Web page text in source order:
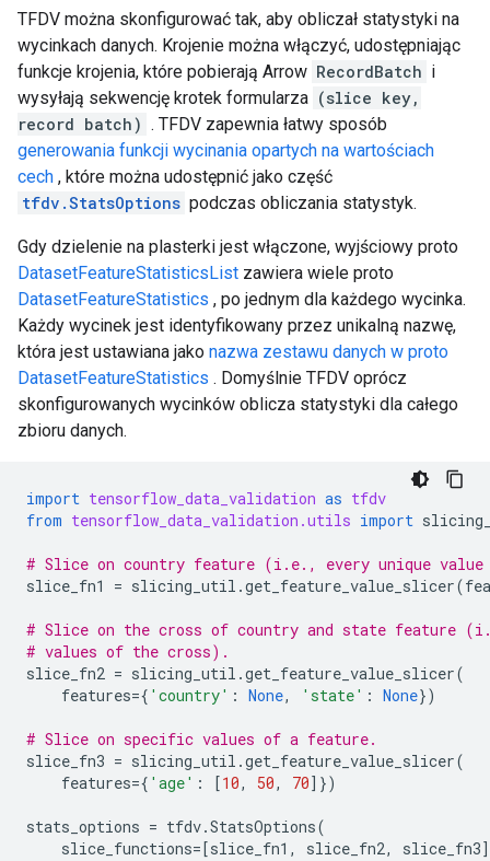
TFDV można skonfigurować tak, aby obliczał statystyki na
wycinkach danych. Krojenie można włączyć, udostępniając
funkcje krojenia, które pobierają Arrow RecordBatch i
wysyłają sekwencję krotek formularza (slice key,
record batch) . TFDV zapewnia łatwy sposób
generowania funkcji wycinania opartych na wartościach
cech , które można udostępnić jako część
tfdv.StatsOptions podczas obliczania statystyk.
Gdy dzielenie na plasterki jest włączone, wyjściowy proto
DatasetFeatureStatisticsList zawiera wiele proto
DatasetFeatureStatistics , po jednym dla każdego wycinka.
Każdy wycinek jest identyfikowany przez unikalną nazwę,
która jest ustawiana jako nazwa zestawu danych w proto
DatasetFeatureStatistics . Domyślnie TFDV oprócz
skonfigurowanych wycinków oblicza statystyki dla całego
zbioru danych.
import tensorflow_data_validation as tfdv
from tensorflow_data_validation.utils import
# Slice on country feature (i.e., every unique
slice_fn1
= slicing_util .get_feature_value_slicer(
# Slice on the cross of country and state feature
# values of the cross).
slice_fn2 = slicing_util .get_feature_value_slicer(
features={ 'country' : None, 'state' : None})
# Slice on specific values of a feature.
slice_fn3 = slicing_util .get_feature_value_slicer(
features={ 'age' : [10, 50, 70]})
stats_options = tfdv.StatsOptions(
slice_functions=[slice_fn1 , slice_fn2, slice_fn3